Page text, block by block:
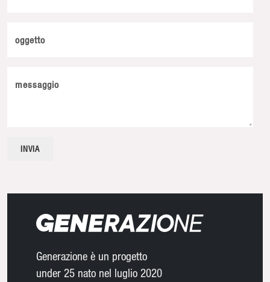
oggetto
messaggio
Generazione è un progetto
under 25 nato nel luglio 2020